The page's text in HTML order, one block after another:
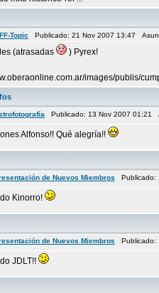
Topic Publicado: 21 Nov 2007 13:47
(atrasadas ) Pyrex!
images/publis/
Publicado: 13 Nov 2007 01:21
Alfonso!! Qué alegría!!
de Nuevos Miembros Publicado:
Kinorro!
de Nuevos Miembros Publicado:
JDLT!!